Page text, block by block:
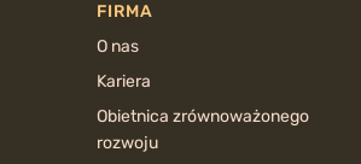
FIRMA
O nas
Kariera
Obietnica zrównoważonego
rozwoju